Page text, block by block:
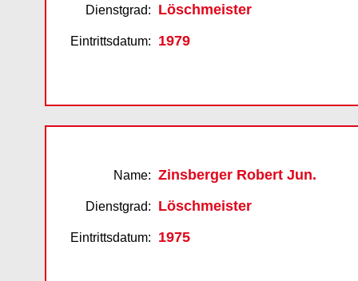
Dienstgrad:
Eintrittsdatum:
Löschmeister
1979
Name:
Dienstgrad:
Eintrittsdatum:
Zinsberger Robert Jun.
Löschmeister
1975